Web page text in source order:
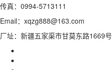
传真：0994-5713111
Email：xqzg888@163.com
厂址：新疆五家渠市甘莫东路1669号